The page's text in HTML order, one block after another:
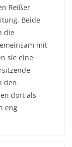
Reißer
Beide
die
mit
sie eine
den
dort als
eng